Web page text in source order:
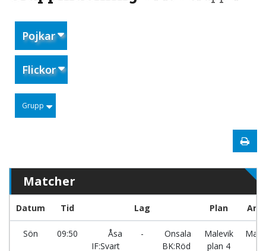
Pojkar
Flickor
Grupp
Matcher
Datum Tid Lag Plan
Sön 09:50
Åsa
IF:Svart
-
Onsala
BK:Röd
Malevik
plan 4